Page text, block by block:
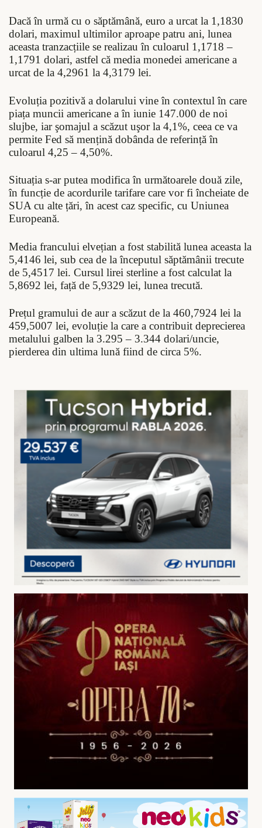
Dacă în urmă cu o săptămână, euro a urcat la 1,1830
dolari, maximul ultimilor aproape patru ani, lunea
aceasta tranzacțiile se realizau în culoarul 1,1718 –
1,1791 dolari, astfel că media monedei americane a
urcat de la 4,2961 la 4,3179 lei.
Evoluția pozitivă a dolarului vine în contextul în care
piața muncii americane a în iunie 147.000 de noi
slujbe, iar şomajul a scăzut uşor la 4,1%, ceea ce va
permite Fed să mențină dobânda de referință în
culoarul 4,25 – 4,50%.
Situația s-ar putea modifica în următoarele două zile,
în funcție de acordurile tarifare care vor fi încheiate de
SUA cu alte țări, în acest caz specific, cu Uniunea
Europeană.
Media francului elvețian a fost stabilită lunea aceasta la
5,4146 lei, sub cea de la începutul săptămânii trecute
de 5,4517 lei. Cursul lirei sterline a fost calculat la
5,8692 lei, față de 5,9329 lei, lunea trecută.
Prețul gramului de aur a scăzut de la 460,7924 lei la
459,5007 lei, evoluție la care a contribuit deprecierea
metalului galben la 3.295 – 3.344 dolari/uncie,
pierderea din ultima lună fiind de circa 5%.